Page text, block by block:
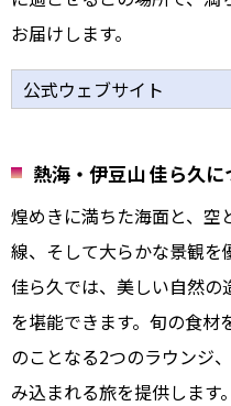
お届けします。
公式ウェブサイト
熱海・伊豆山 佳ら久に
煌めきに満ちた海面と、空
線、そして大らかな景観
佳ら久では、美しい自然
を堪能できます。旬の食材
のことなる2つのラウンジ
み込まれる旅を提供します